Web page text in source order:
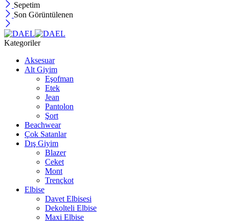
Sepetim
Son Görüntülenen
Kategoriler
Aksesuar
Alt Giyim
Eşofman
Etek
Jean
Pantolon
Şort
Beachwear
Çok Satanlar
Dış Giyim
Blazer
Ceket
Mont
Trençkot
Elbise
Davet Elbisesi
Dekolteli Elbise
Maxi Elbise